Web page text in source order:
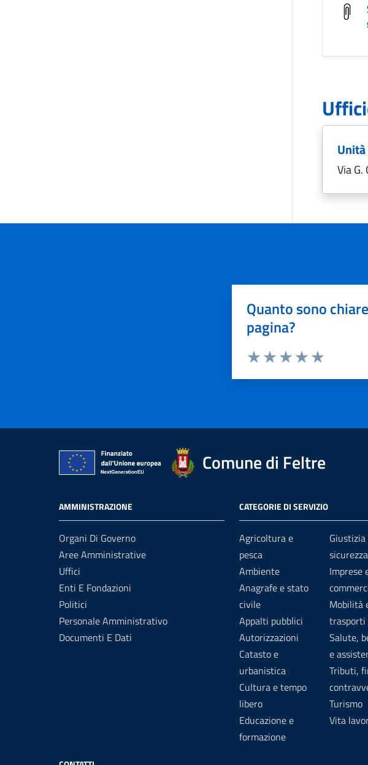
Via
Quanto sono
pagina?
Comune di Feltre
AMMINISTRAZIONE
Organi Di Governo
Aree Amministrative
Uffici
Enti E Fondazioni
Politici
Personale Amministrativo
Documenti E Dati
CATEGORIE DI SERVIZIO
Agricoltura e
pesca
Ambiente
Anagrafe e stato
civile
Appalti pubblici
Autorizzazioni
Catasto e
urbanistica
Cultura e tempo
libero
Educazione e
formazione
Giustizia
Imprese
Mobilità
trasporti
Salute,
e
Tributi,
Turismo
Vita